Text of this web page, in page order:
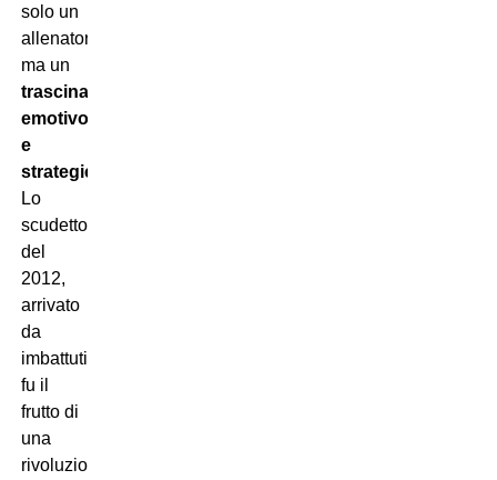
solo un
allenatore,
ma un
trascinatore
emotivo
e
strategico
Lo
scudetto
del
2012,
arrivato
da
imbattuti,
fu il
frutto di
una
rivoluzione